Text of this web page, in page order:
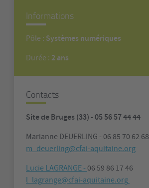
Informations
Pôle : Systèmes numériques
Durée : 2 ans
Contacts
Site de Bruges (33) - 05 56 57 44 44
Marianne DEUERLING - 06 85 70 62 68
m_deuerling@cfai-aquitaine.org
Lucie LAGRANGE - 06 59 86 17 46
l_lagrange@cfai-aquitaine.org